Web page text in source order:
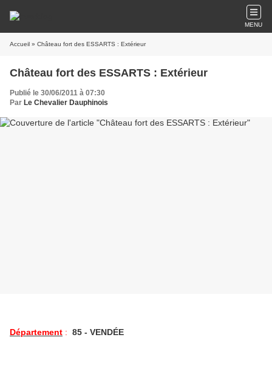
MENU
Accueil » Château fort des ESSARTS : Extérieur
Château fort des ESSARTS : Extérieur
Publié le 30/06/2011 à 07:30
Par Le Chevalier Dauphinois
Département : 85 - VENDÉE